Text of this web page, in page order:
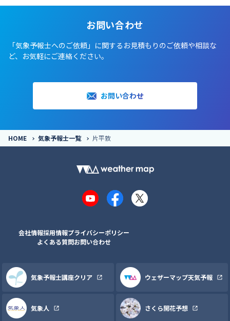
お問い合わせ
「気象予報士へのご依頼」に関するお見積もりのご依頼や相談な
ど、お気軽にご連絡ください。
お問い合わせ
HOME 気象予報士一覧 片平敦
YouTubeFacebook
X
会社情報採用情報プライバシーポリシー
よくある質問お問い合わせ
気象予報士講座クリア ウェザーマップ天気予報
気象人 さくら開花予想